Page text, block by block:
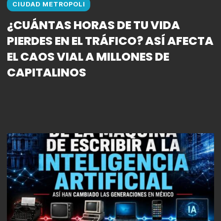
CIUDAD METROPOLI
¿CUÁNTAS HORAS DE TU VIDA
PIERDES EN EL TRÁFICO? ASÍ AFECTA
EL CAOS VIAL A MILLONES DE
CAPITALINOS